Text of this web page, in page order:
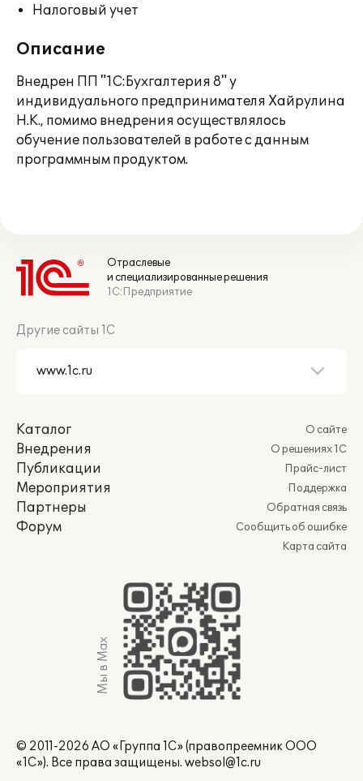
Налоговый учет
Описание
Внедрен ПП "1С:Бухгалтерия 8" у
индивидуального предпринимателя Хайрулина
Н.К., помимо внедрения осуществлялось
обучение пользователей в работе с данным
программным продуктом.
Отраслевые
и специализированные решения
1С:Предприятие
Другие сайты 1С
Каталог
Внедрения
Публикации
Мероприятия
Партнеры
Форум
О сайте
О решениях 1С
Прайс-лист
Поддержка
Обратная связь
Сообщить об ошибке
Карта сайта
Мы в Max
© 2011-2026 АО «Группа 1С» (правопреемник ООО
«1С»). Все права защищены. websol@1c.ru